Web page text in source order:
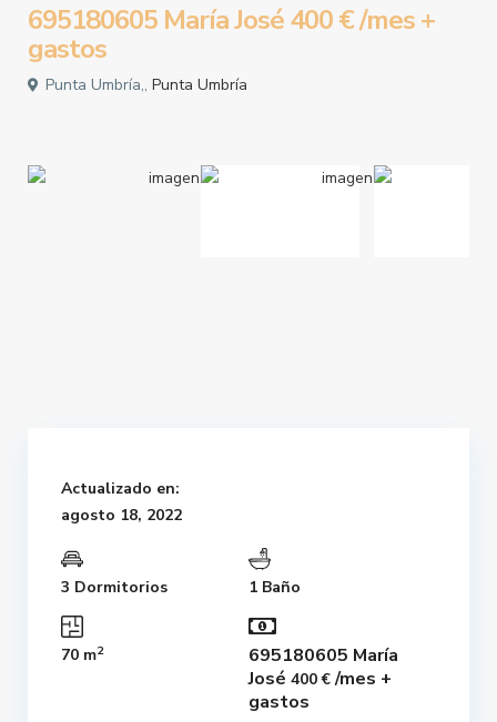
695180605 María José400 €/mes +
gastos
Punta Umbría,, Punta Umbría
Actualizado en:
agosto 18, 2022
3 Dormitorios 1 Baño
70 m2
695180605 María
José 400 €/mes +
gastos